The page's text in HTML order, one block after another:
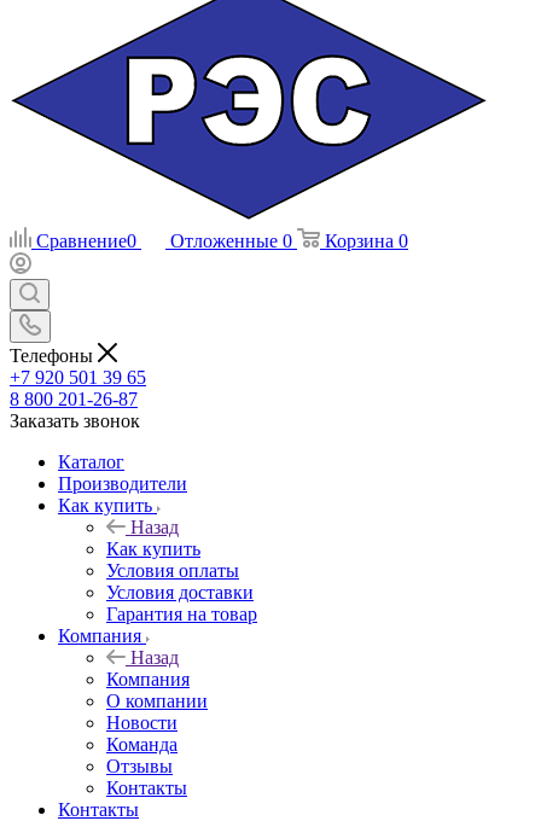
Сравнение0 Отложенные 0 Корзина 0
Телефоны
+7 920 501 39 65
8 800 201-26-87
Заказать звонок
Каталог
Производители
Как купить
Назад
Как купить
Условия оплаты
Условия доставки
Гарантия на товар
Компания
Назад
Компания
О компании
Новости
Команда
Отзывы
Контакты
Контакты